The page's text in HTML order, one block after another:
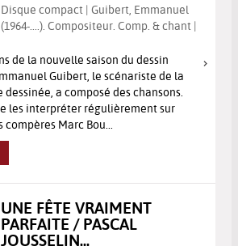
Disque compact | Guibert, Emmanuel
(1964-....). Compositeur. Comp. & chant |
de la nouvelle saison du dessin
Guibert, le scénariste de la
dessinée, a composé des chansons.
les interpréter régulièrement sur
compères Marc Bou...
UNE FÊTE VRAIMENT
PARFAITE / PASCAL
JOUSSELIN...